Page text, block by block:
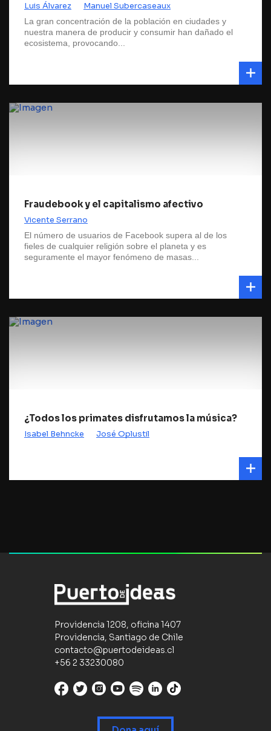
Luis Álvarez
Manuel Subercaseaux
La gran concentración de la población en ciudades y
nuestra manera de producir y consumir han dañado el
ecosistema, provocando...
Fraudebook y el capitalismo afectivo
Vicente Serrano
El número de usuarios de Facebook supera al de los
fieles de cualquier religión sobre el planeta y es
seguramente el mayor fenómeno de masas...
¿Todos los primates disfrutamos la música?
Isabel Behncke José Oplustil
Providencia 1208, oficina 1407
Providencia, Santiago de Chile
contacto@puertodeideas.cl
+56 2 33230080